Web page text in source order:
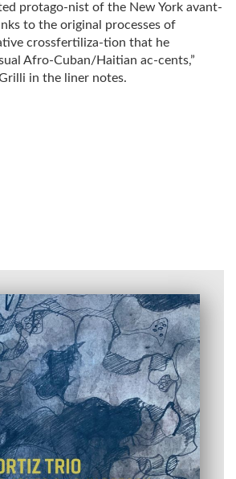
protago-nist of the New York avant-
to the original processes of
crossfertiliza-tion that he
Afro-Cuban/Haitian ac-cents,”
in the liner notes.